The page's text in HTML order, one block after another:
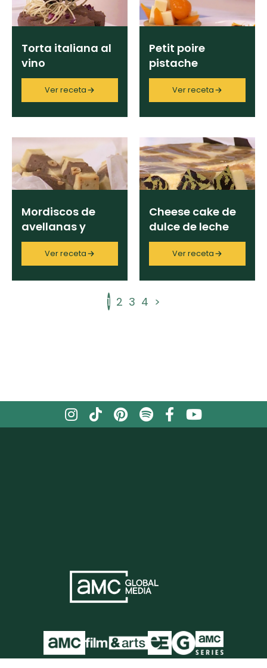
Torta italiana al
vino
Ver receta
Petit poire
pistache
Ver receta
Mordiscos de
avellanas y
sables bicolores
Ver receta
Cheese cake de
dulce de leche
Ver receta
1 2 3 4 >